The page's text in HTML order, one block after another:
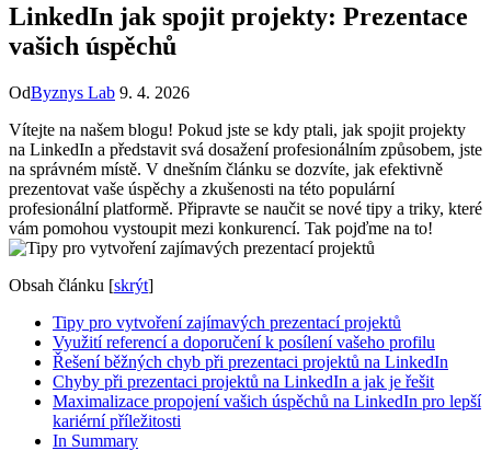
LinkedIn jak spojit projekty: Prezentace
vašich úspěchů
OdByznys Lab 9. 4. 2026
Vítejte na našem blogu! Pokud jste‍ se kdy ptali, jak spojit ⁢projekty
na LinkedIn a představit svá dosažení profesionálním ⁤způsobem, ⁣jste
na správném místě. V dnešním článku se dozvíte, jak efektivně
prezentovat vaše úspěchy a zkušenosti na této populární
⁢profesionální platformě. Připravte se naučit se nové tipy a triky, které
vám ‌pomohou vystoupit mezi ‌konkurencí. Tak‌ pojďme na ⁤to!
Obsah článku [skrýt]
Tipy pro⁤ vytvoření zajímavých⁤ prezentací projektů
Využití referencí a doporučení k ‌posílení vašeho profilu
Řešení ⁤běžných chyb při prezentaci projektů na LinkedIn
Chyby při prezentaci projektů⁢ na⁣ LinkedIn a jak je⁤ řešit
Maximalizace propojení ⁣vašich úspěchů ⁣na LinkedIn pro lepší
kariérní příležitosti
In Summary